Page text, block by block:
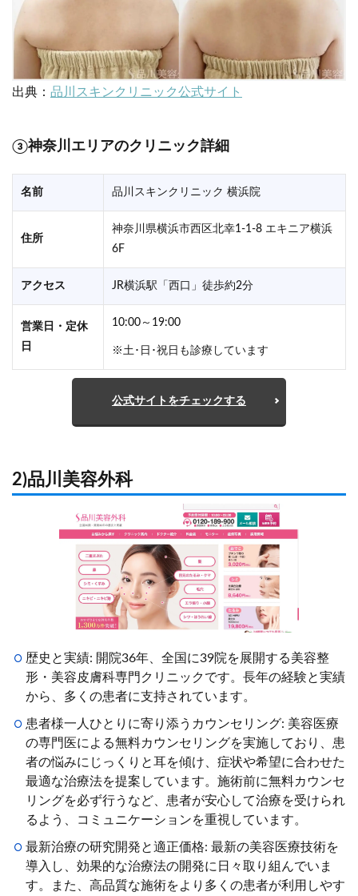
出典： 品川スキンクリニック公式サイト
③神奈川エリアのクリニック詳細
名前 品川スキンクリニック 横浜院
住所
神奈川県横浜市西区北幸1-1-8 エキニア横浜
6F
アクセス JR横浜駅「西口」徒歩約2分
営業日・定休
日
10:00～19:00
※土･日･祝日も診療しています
公式サイトをチェックする
2)品川美容外科
歴史と実績: 開院36年、全国に39院を展開する美容整
形・美容皮膚科専門クリニックです。長年の経験と実績
から、多くの患者に支持されています。
患者様一人ひとりに寄り添うカウンセリング: 美容医療
の専門医による無料カウンセリングを実施しており、患
者の悩みにじっくりと耳を傾け、症状や希望に合わせた
最適な治療法を提案しています。施術前に無料カウンセ
リングを必ず行うなど、患者が安心して治療を受けられ
るよう、コミュニケーションを重視しています。
最新治療の研究開発と適正価格: 最新の美容医療技術を
導入し、効果的な治療法の開発に日々取り組んでいま
す。また、高品質な施術をより多くの患者が利用しやす